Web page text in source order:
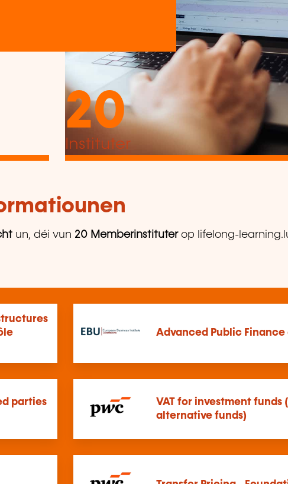
20
Instituter
un, déi vun 20 Memberinstituter op lifelong-
Advanced Public Finance
parties
VAT for investment funds
alternative funds)